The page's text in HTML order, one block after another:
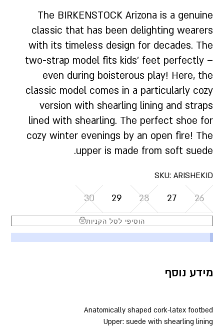
The BIRKENSTOCK Arizona is a genuine
classic that has been delighting wearers
with its timeless design for decades. The
two-strap model fits kids’ feet perfectly –
even during boisterous play! Here, the
classic model comes in a particularly cozy
version with shearling lining and straps
lined with shearling. The perfect shoe for
cozy winter evenings by an open fire! The
upper is made from soft suede.
SKU: ARISHEKID
26
27
28
29
30
הוסיפי לסל הקניות
מידע נוסף
Anatomically shaped cork-latex footbed
Upper: suede with shearling lining